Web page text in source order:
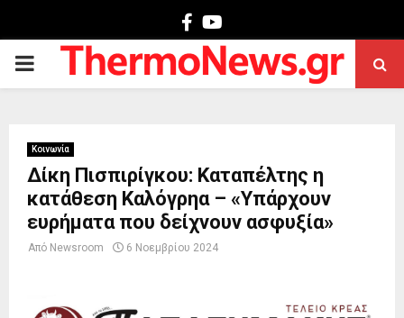
Facebook
PRIMARY
Κοινωνία
Δίκη Πισπιρίγκου: Καταπέλτης η
κατάθεση Καλόγρηα – «Υπάρχουν
ευρήματα που δείχνουν ασφυξία»
Από Newsroom 6 Νοεμβρίου 2024